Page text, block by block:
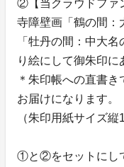
②【当クラウドファ
寺障壁画「鶴の間：
「牡丹の間：中大
り絵にして御朱印に
＊朱印帳への直書
お届けになります。
（朱印用紙サイズ縦
①と②をセットにし